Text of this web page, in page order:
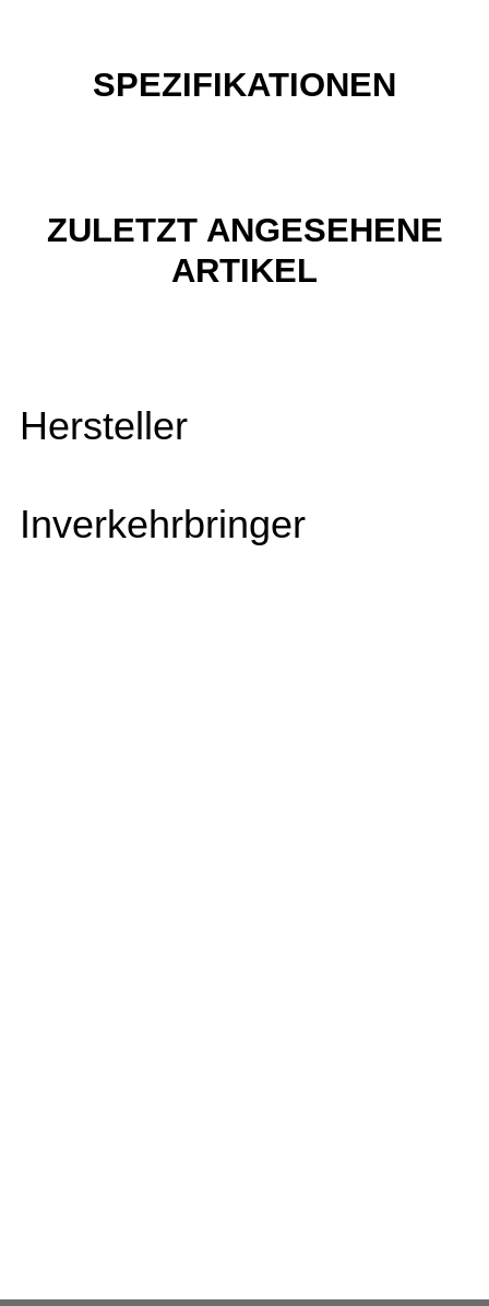
SPEZIFIKATIONEN
ZULETZT ANGESEHENE
ARTIKEL
Hersteller
Inverkehrbringer